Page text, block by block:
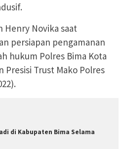
Henry Novika saat
persiapan pengamanan
hukum Polres Bima Kota
Presisi Trust Mako Polres
di Kabupaten Bima Selama